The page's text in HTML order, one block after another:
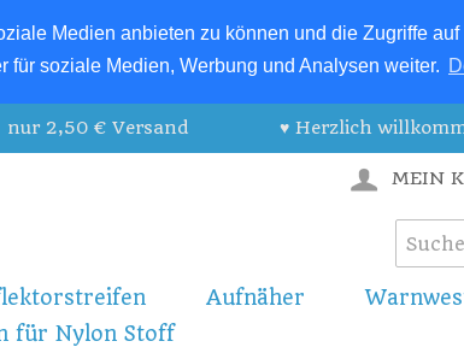
Medien anbieten zu können und die Zugriffe
soziale Medien, Werbung und Analysen weiter.
nur 2,50 € Versand ♥ Herzlich
MEIN
Aufnäher
für Nylon Stoff